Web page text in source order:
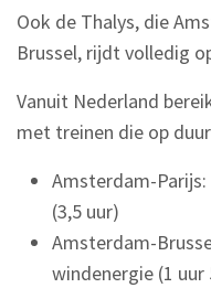
Ook de Thalys, die
Brussel, rijdt volledig
Vanuit Nederland
met treinen die op
Amsterdam-
(3,5 uur)
Amsterdam-
windenergie (1